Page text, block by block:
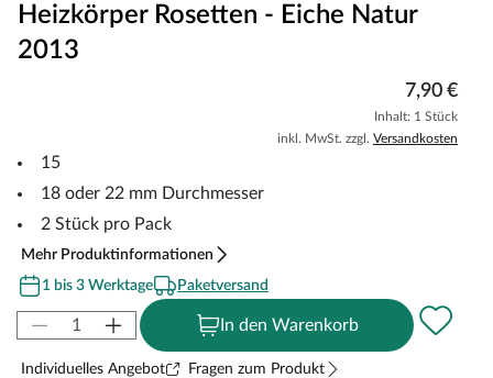
Heizkörper Rosetten - Eiche Natur
2013
7,90 €
Inhalt: 1 Stück
inkl. MwSt. zzgl. Versandkosten
15
18 oder 22 mm Durchmesser
2 Stück pro Pack
Mehr Produktinformationen
1 bis 3 Werktage
Paketversand
In den Warenkorb
Individuelles Angebot Fragen zum Produkt